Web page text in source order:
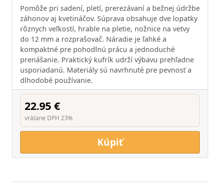
Pomôže pri sadení, pletí, prerezávaní a bežnej údržbe
záhonov aj kvetináčov. Súprava obsahuje dve lopatky
rôznych veľkostí, hrable na pletie, nožnice na vetvy
do 12 mm a rozprašovač. Náradie je ľahké a
kompaktné pre pohodlnú prácu a jednoduché
prenášanie. Praktický kufrík udrží výbavu prehľadne
usporiadanú. Materiály sú navrhnuté pre pevnosť a
dlhodobé používanie.
22.95 €
vrátane DPH 23%
Kúpiť